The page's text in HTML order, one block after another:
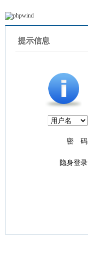
提示信息
密 码
隐身登录